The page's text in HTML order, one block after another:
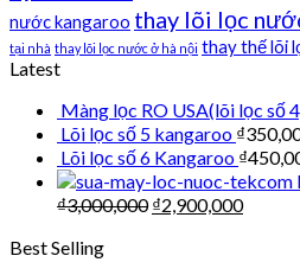
nước kangaroo thay lõi lọc
tại nhà thay lõi lọc nước ở hà nội thay thế lõi
Latest
Màng lọc RO USA(lõi lọc số
Lõi lọc số 5 kangaroo ₫
Lõi lọc số 6 Kangaroo ₫
₫3,000,000 ₫2,900,000
Best Selling